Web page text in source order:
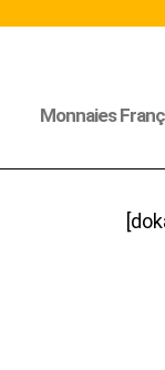
Monnaies